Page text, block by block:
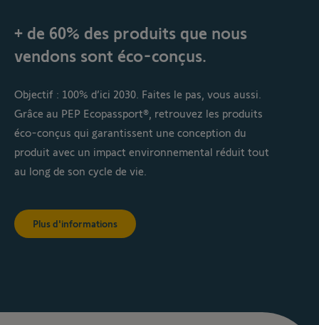
+ de 60% des produits que nous
vendons sont éco-conçus.
Objectif : 100% d’ici 2030. Faites le pas, vous aussi.
Grâce au PEP Ecopassport®, retrouvez les produits
éco-conçus qui garantissent une conception du
produit avec un impact environnemental réduit tout
au long de son cycle de vie.
Plus d'informations